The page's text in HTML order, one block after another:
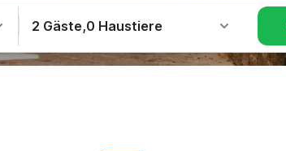
2 Gäste,0 Haustiere